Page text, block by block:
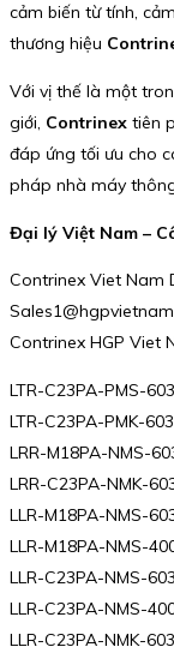
cảm biến từ tính,
thương hiệu
Với vị thế là một
giới, Contrinex tiên
đáp ứng tối ưu cho
pháp nhà máy
Đại lý Việt Nam –
Contrinex Viet Nam
Contrinex HGP Viet
LTR-C23PA-PMS-603
LTR-C23PA-PMK-603
LRR-M18PA-NMS-
LRR-C23PA-NMK-
LLR-M18PA-NMS-
LLR-M18PA-NMS-
LLR-C23PA-NMS-603
LLR-C23PA-NMS-
LLR-C23PA-NMK-603